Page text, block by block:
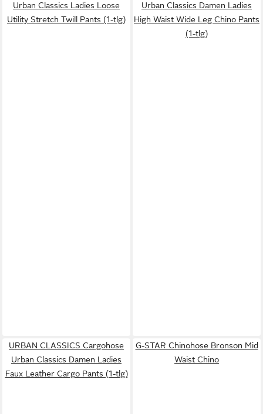
Urban Classics Ladies Loose
Utility Stretch Twill Pants (1-tlg)
Urban Classics Damen Ladies
High Waist Wide Leg Chino Pants
(1-tlg)
URBAN CLASSICS Cargohose
Urban Classics Damen Ladies
Faux Leather Cargo Pants (1-tlg)
G-STAR Chinohose Bronson Mid
Waist Chino